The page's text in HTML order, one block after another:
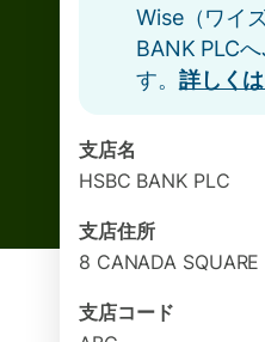
Wise（ワイ
BANK PLC
す。 詳しく
支店名
HSBC BANK PLC
支店住所
8 CANADA SQUARE
支店コード